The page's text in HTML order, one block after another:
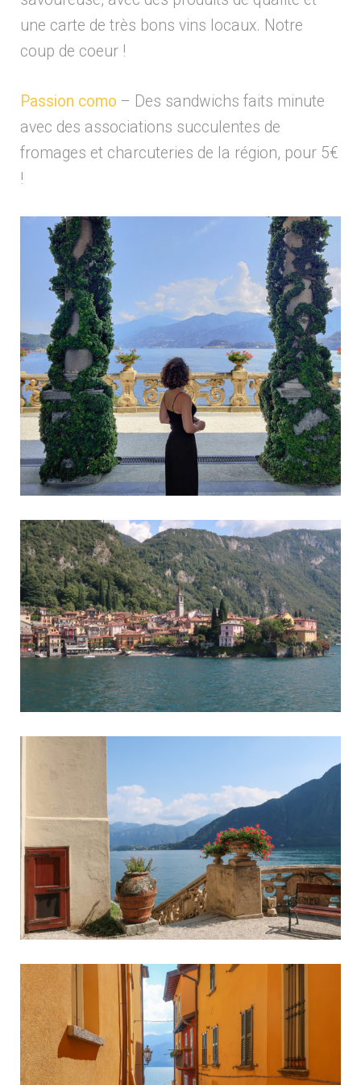
une carte de très bons vins locaux. Notre
coup de coeur !
Passion como – Des sandwichs faits minute
avec des associations succulentes de
fromages et charcuteries de la région, pour 5€
!